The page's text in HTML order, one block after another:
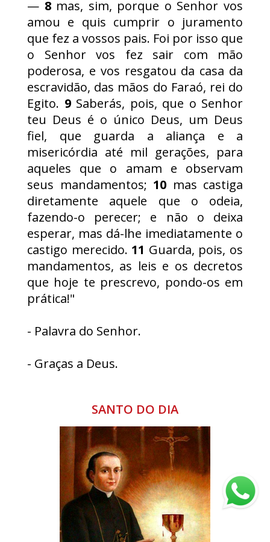
— 8mas, sim, porque o Senhor vos
amou e quis cumprir o juramento
que fez a vossos pais. Foi por isso que
o Senhor vos fez sair com mão
poderosa, e vos resgatou da casa da
escravidão, das mãos do Faraó, rei do
Egito. 9Saberás, pois, que o Senhor
teu Deus é o único Deus, um Deus
fiel, que guarda a aliança e a
misericórdia até mil gerações, para
aqueles que o amam e observam
seus mandamentos; 10 mas castiga
diretamente aquele que o odeia,
fazendo-o perecer; e não o deixa
esperar, mas dá-lhe imediatamente o
castigo merecido. 11 Guarda, pois, os
mandamentos, as leis e os decretos
que hoje te prescrevo, pondo-os em
prática!"
- Palavra do Senhor.
- Graças a Deus.
SANTO DO DIA